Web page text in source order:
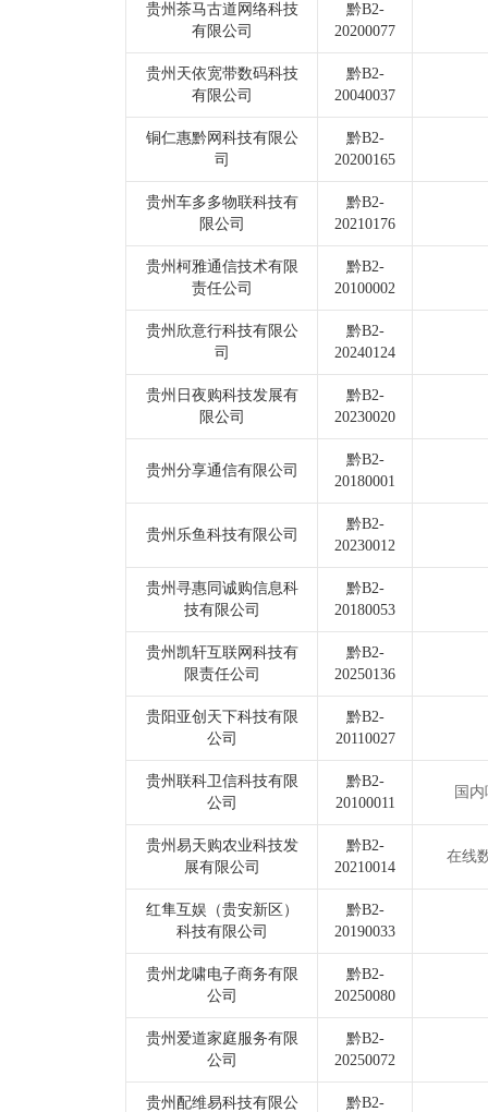
贵州茶马古道网络科技
有限公司
黔B2-
20200077
贵州天依宽带数码科技
有限公司
黔B2-
20040037
铜仁惠黔网科技有限公
司
黔B2-
20200165
贵州车多多物联科技有
限公司
黔B2-
20210176
贵州柯雅通信技术有限
责任公司
黔B2-
20100002
贵州欣意行科技有限公
司
黔B2-
20240124
贵州日夜购科技发展有
限公司
黔B2-
20230020
贵州分享通信有限公司
黔B2-
20180001
贵州乐鱼科技有限公司
黔B2-
20230012
贵州寻惠同诚购信息科
技有限公司
黔B2-
20180053
贵州凯轩互联网科技有
限责任公司
黔B2-
20250136
贵阳亚创天下科技有限
公司
黔B2-
20110027
贵州联科卫信科技有限
公司
黔B2-
20100011
国
贵州易天购农业科技发
展有限公司
黔B2-
20210014
在线
红隼互娱（贵安新区）
科技有限公司
黔B2-
20190033
贵州龙啸电子商务有限
公司
黔B2-
20250080
贵州爱道家庭服务有限
公司
黔B2-
20250072
贵州配维易科技有限公
黔B2-